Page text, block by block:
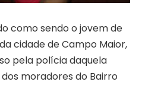
como sendo o jovem de
cidade de Campo Maior,
pela polícia daquela
moradores do Bairro